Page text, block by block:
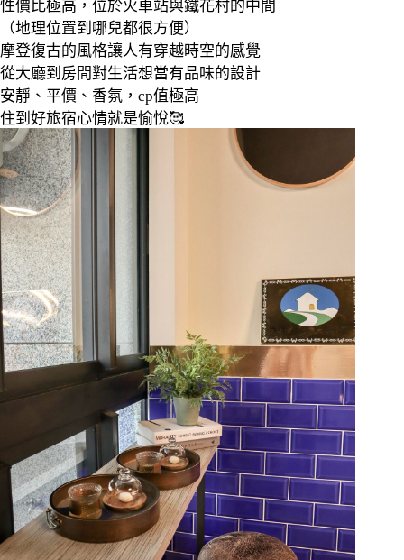
性價比極高，位於火車站與鐵花村的中間
（地理位置到哪兒都很方便）
摩登復古的風格讓人有穿越時空的感覺
從大廳到房間對生活想當有品味的設計
安靜、平價、香氛， cp值極高
住到好旅宿心情就是愉悅🥰